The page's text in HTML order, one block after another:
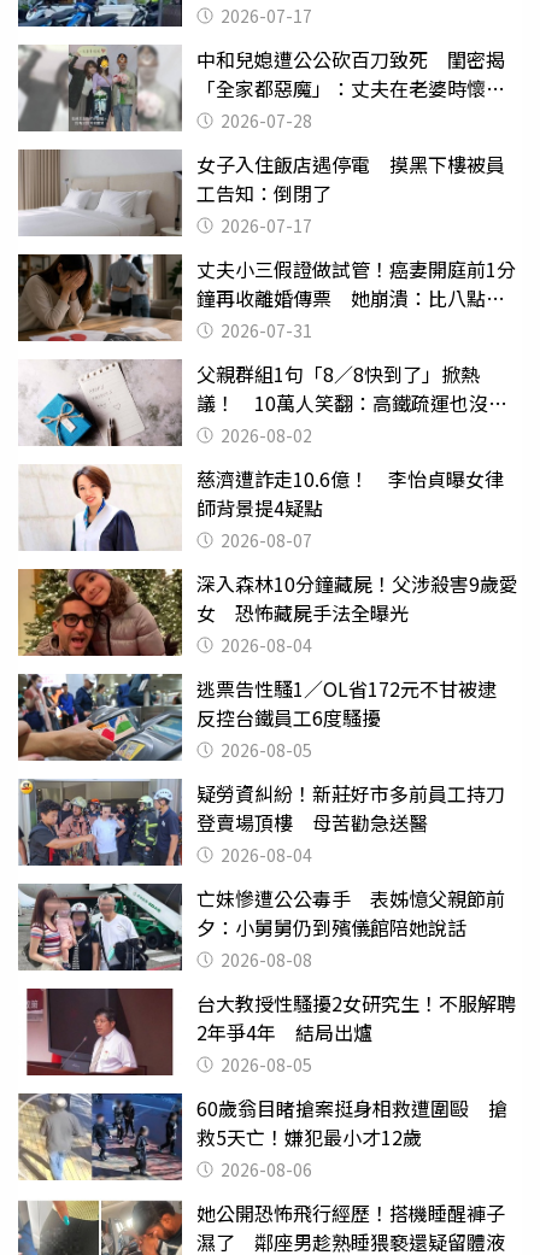
2026-07-17
中和兒媳遭公公砍百刀致死 閨密揭
「全家都惡魔」：丈夫在老婆時懷孕
摔東西
2026-07-28
女子入住飯店遇停電 摸黑下樓被員
工告知：倒閉了
2026-07-17
丈夫小三假證做試管！癌妻開庭前1分
鐘再收離婚傳票 她崩潰：比八點檔
還扯2026-07-31
父親群組1句「8／8快到了」掀熱
議！ 10萬人笑翻：高鐵疏運也沒列
父親節
2026-08-02
慈濟遭詐走10.6億！ 李怡貞曝女律
師背景提4疑點
2026-08-07
深入森林10分鐘藏屍！父涉殺害9歲愛
女 恐怖藏屍手法全曝光
2026-08-04
逃票告性騷1／OL省172元不甘被逮
反控台鐵員工6度騷擾
2026-08-05
疑勞資糾紛！新莊好市多前員工持刀
登賣場頂樓 母苦勸急送醫
2026-08-04
亡妹慘遭公公毒手 表姊憶父親節前
夕：小舅舅仍到殯儀館陪她說話
2026-08-08
台大教授性騷擾2女研究生！不服解聘
2年爭4年 結局出爐
2026-08-05
60歲翁目睹搶案挺身相救遭圍毆 搶
救5天亡！嫌犯最小才12歲
2026-08-06
她公開恐怖飛行經歷！搭機睡醒褲子
濕了 鄰座男趁熟睡猥褻還疑留體液